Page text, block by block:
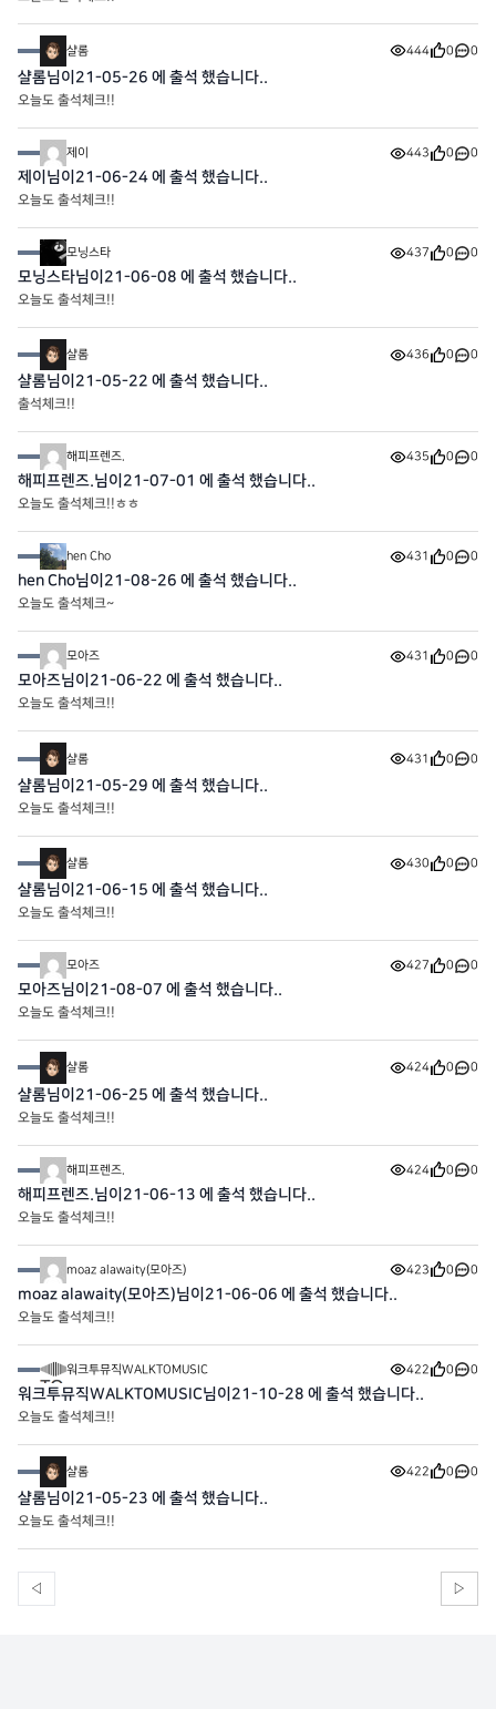
샬롬 444 0 0
샬롬님이21-05-26 에 출석 했습니다..
오늘도 출석체크!!
제이 443 0 0
제이님이21-06-24 에 출석 했습니다..
오늘도 출석체크!!
모닝스타 437 0 0
모닝스타님이21-06-08 에 출석 했습니다..
오늘도 출석체크!!
샬롬 436 0 0
샬롬님이21-05-22 에 출석 했습니다..
출석체크!!
해피프렌즈. 435 0 0
해피프렌즈.님이21-07-01 에 출석 했습니다..
오늘도 출석체크!!ㅎㅎ
hen Cho 431 0 0
hen Cho님이21-08-26 에 출석 했습니다..
오늘도 출석체크~
모아즈 431 0 0
모아즈님이21-06-22 에 출석 했습니다..
오늘도 출석체크!!
샬롬 431 0 0
샬롬님이21-05-29 에 출석 했습니다..
오늘도 출석체크!!
샬롬 430 0 0
샬롬님이21-06-15 에 출석 했습니다..
오늘도 출석체크!!
모아즈 427 0 0
모아즈님이21-08-07 에 출석 했습니다..
오늘도 출석체크!!
샬롬 424 0 0
샬롬님이21-06-25 에 출석 했습니다..
오늘도 출석체크!!
해피프렌즈. 424 0 0
해피프렌즈.님이21-06-13 에 출석 했습니다..
오늘도 출석체크!!
moaz alawaity(모아즈) 423 0 0
moaz alawaity(모아즈)님이21-06-06 에 출석 했습니다..
오늘도 출석체크!!
워크투뮤직WALKTOMUSIC 422 0 0
워크투뮤직WALKTOMUSIC님이21-10-28 에 출석 했습니다..
오늘도 출석체크!!
샬롬 422 0 0
샬롬님이21-05-23 에 출석 했습니다..
오늘도 출석체크!!
◁ ▷